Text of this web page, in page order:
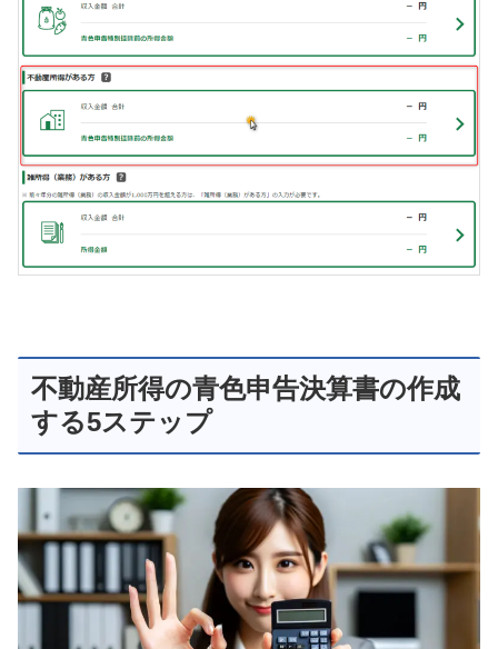
不動産所得の青色申告決算書の作成
する5ステップ